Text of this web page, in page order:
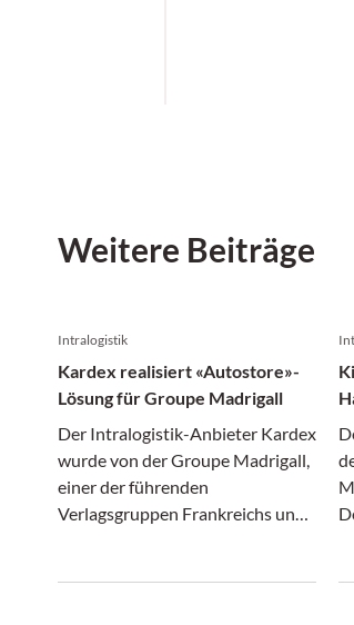
Weitere Beiträge
Intralogistik
Kardex realisiert «Autostore»-
Lösung für Groupe Madrigall
Der Intralogistik-Anbieter Kardex
wurde von der Groupe Madrigall,
einer der führenden
Verlagsgruppen Frankreichs und